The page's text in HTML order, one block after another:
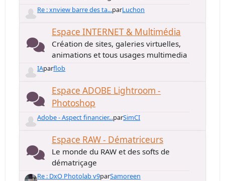
Re : xnview barre des ta...parLuchon
Espace INTERNET & Multimédia
Création de sites, galeries virtuelles,
animations et tous usages multimedia
IAparflob
Espace ADOBE Lightroom -
Photoshop
Adobe - Aspect financier...parSimCI
Espace RAW - Dématriceurs
Le monde du RAW et des softs de
dématriçage
Re : DxO Photolab v9parSamoreen